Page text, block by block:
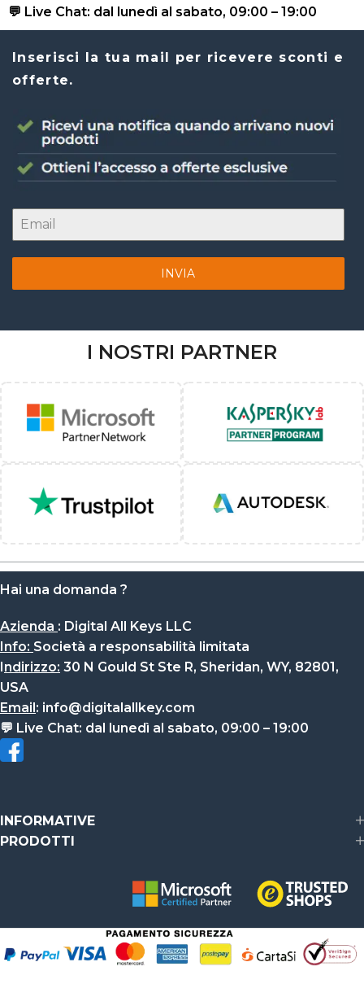
💬 Live Chat: dal lunedì al sabato, 09:00 – 19:00
Inserisci la tua mail per ricevere sconti e
offerte.
INVIA
I NOSTRI PARTNER
Hai una domanda ?
Azienda : Digital All Keys LLC
Info: Società a responsabilità limitata
Indirizzo: 30 N Gould St Ste R, Sheridan, WY, 82801,
USA
Email: info@digitalallkey.com
💬 Live Chat: dal lunedì al sabato, 09:00 – 19:00
INFORMATIVE
PRODOTTI